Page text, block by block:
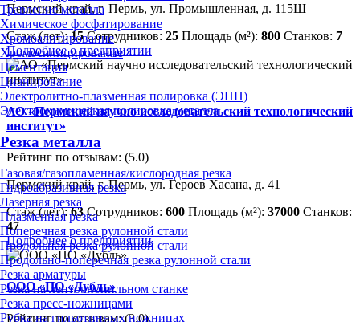
Травление металла
Химическое фосфатирование
Хромоалитирование
Хромосилицирование
Цементация
Цианирование
Электролитно-плазменная полировка (ЭПП)
Электрохимическая полировка металла
Резка металла
Газовая/газопламенная/кислородная резка
Гидроабразивная резка
Лазерная резка
Плазменная резка
Поперечная резка рулонной стали
Продольная резка рулонной стали
Продольно-поперечная резка рулонной стали
Резка арматуры
Резка на ленточнопильном станке
Резка пресс-ножницами
Рубка на гильотинных ножницах
Пермский край, г. Пермь, ул. Промышленная, д. 115Ш
Стаж (лет):15 Сотрудников: 25 Площадь (м²): 800 Станков: 7
Подробнее о предприятии
АО «Пермский научно исследовательский технологический
институт»
Рейтинг по отзывам: (5.0)
Пермский край, г. Пермь, ул. Героев Хасана, д. 41
Стаж (лет):63 Сотрудников: 600 Площадь (м²): 37000 Станков:
47
Подробнее о предприятии
ООО «ПО «Дубль»
Рейтинг по отзывам:(3.0)